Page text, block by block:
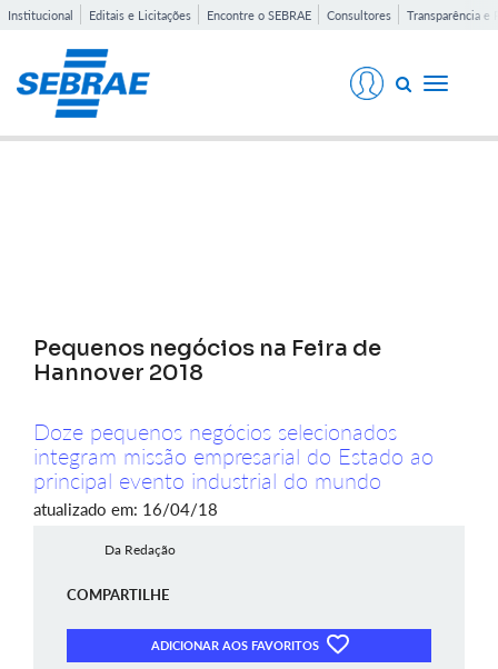
Institucional Editais e Licitações Encontre o SEBRAE Consultores Transparência e
Toggle
Pequenos negócios na Feira de
Hannover 2018
Doze pequenos negócios selecionados
integram missão empresarial do Estado ao
principal evento industrial do mundo
atualizado em: 16/04/18
Da Redação
COMPARTILHE
ADICIONAR AOS FAVORITOS